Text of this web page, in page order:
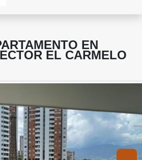
EN
EL CARMELO